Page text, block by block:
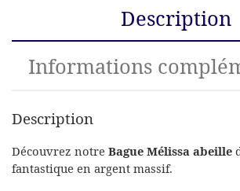
Description
Informations
Description
Découvrez notre Bague Mélissa abeille
fantastique en argent massif.